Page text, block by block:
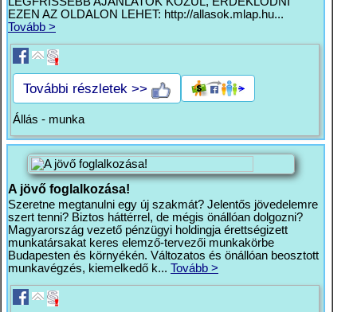
EZEN AZ OLDALON LEHET: http://allasok.mlap.hu...
Tovább >
További részletek >>
Állás - munka
A jövő foglalkozása!
Szeretne megtanulni egy új szakmát? Jelentős jövedelemre
szert tenni? Biztos háttérrel, de mégis önállóan dolgozni?
Magyarország vezető pénzügyi holdingja érettségizett
munkatársakat keres elemző-tervezői munkakörbe
Budapesten és környékén. Változatos és önállóan beosztott
munkavégzés, kiemelkedő k... Tovább >